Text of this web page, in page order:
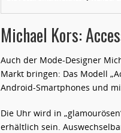
Michael Kors:
Auch der Mode-Designer
Markt bringen: Das Modell
Android-Smartphones und
Die Uhr wird in
erhältlich sein.